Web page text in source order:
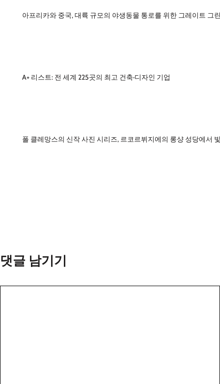
아프리카와 중국, 대륙 규모의 야생동물 통로를 위한 그레이트 그
A+ 리스트: 전 세계 225곳의 최고 건축·디자인 기업
폴 클레망스의 신작 사진 시리즈, 르코르뷔지에의 롱샹 성당에서
댓글 남기기